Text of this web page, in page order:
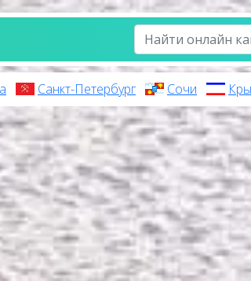
Санкт-Петербург Сочи